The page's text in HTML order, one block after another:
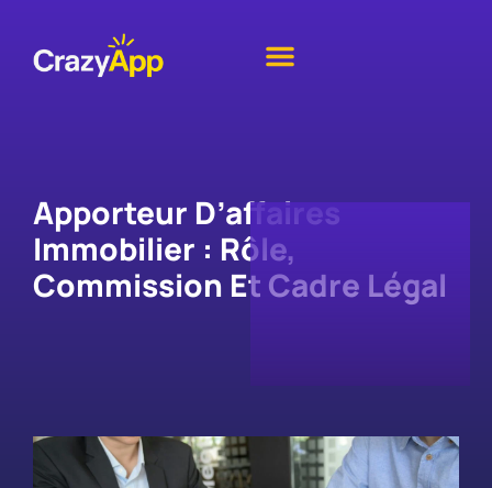
Apporteur D’affaires
Immobilier : Rôle,
Commission Et Cadre Légal